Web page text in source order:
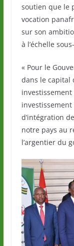
soutien que le
vocation
sur son
à l’échelle
« Pour le
dans le capital
investissement
d’intégration
notre pays au
l’argentier du